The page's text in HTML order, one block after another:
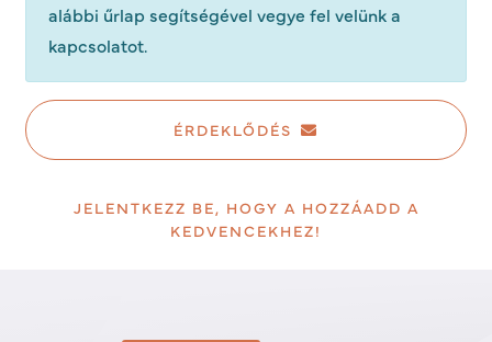
alábbi űrlap segítségével vegye fel velünk a
kapcsolatot.
ÉRDEKLŐDÉS
JELENTKEZZ BE, HOGY A HOZZÁADD A
KEDVENCEKHEZ!